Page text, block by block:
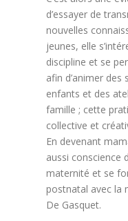
d’essayer de
nouvelles
jeunes, elle
discipline et se
afin d’animer des
enfants et des
famille ; cette
collective et
En devenant
aussi conscience
maternité et se
postnatal avec la
De Gasquet.